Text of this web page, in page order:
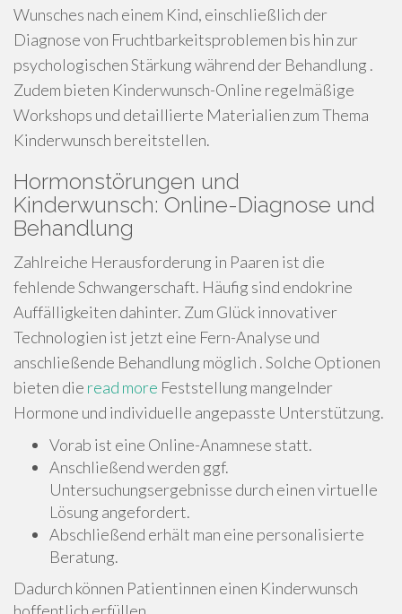
Wunsches nach einem Kind, einschließlich der
Diagnose von Fruchtbarkeitsproblemen bis hin zur
psychologischen Stärkung während der Behandlung .
Zudem bieten Kinderwunsch-Online regelmäßige
Workshops und detaillierte Materialien zum Thema
Kinderwunsch bereitstellen.
Hormonstörungen und
Kinderwunsch: Online-Diagnose und
Behandlung
Zahlreiche Herausforderung in Paaren ist die
fehlende Schwangerschaft. Häufig sind endokrine
Auffälligkeiten dahinter. Zum Glück innovativer
Technologien ist jetzt eine Fern-Analyse und
anschließende Behandlung möglich . Solche Optionen
bieten die read more Feststellung mangelnder
Hormone und individuelle angepasste Unterstützung.
Vorab ist eine Online-Anamnese statt.
Anschließend werden ggf.
Untersuchungsergebnisse durch einen virtuelle
Lösung angefordert.
Abschließend erhält man eine personalisierte
Beratung.
Dadurch können Patientinnen einen Kinderwunsch